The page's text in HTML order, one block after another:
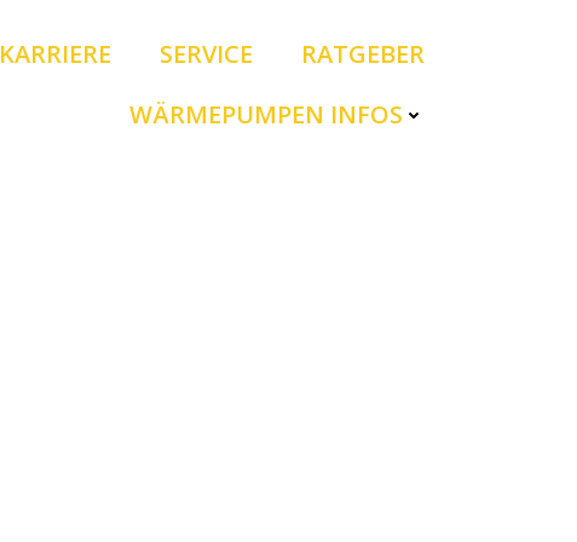
KARRIERE SERVICE
RATGEBER
WÄRMEPUMPEN INFOS